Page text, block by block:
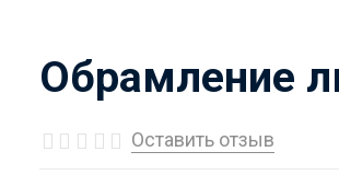
Обрамление
Оставить отзыв